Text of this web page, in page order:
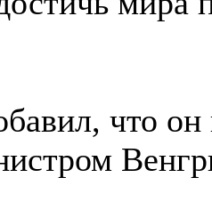
что он